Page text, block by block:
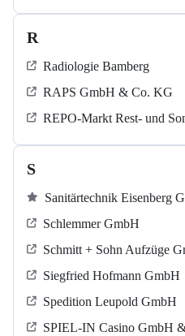
R
Radiologie Bamberg
RAPS GmbH & Co. KG
REPO-Markt Rest- und
S
Sanitärtechnik Eisenberg
Schlemmer GmbH
Schmitt + Sohn Aufzüge
Siegfried Hofmann GmbH
Spedition Leupold GmbH
SPIEL-IN Casino GmbH